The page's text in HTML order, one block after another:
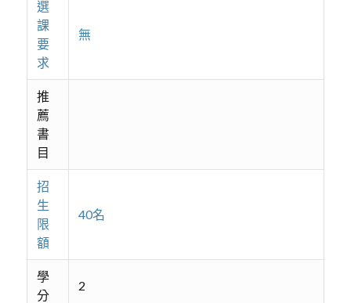
選
課
要
求
無
推
薦
書
目
招
生
限
額
40名
學
分
2